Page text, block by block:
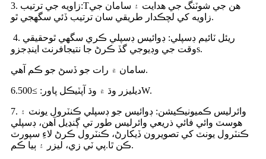
3. زاويه جي ترتيب:Tهن جي شوٽنگ جي هدايت ۽ سامان جي
زاويه کي لچڪدار طريقي سان ترتيب ڏئي سگهجي ٿو.
4. ريئل ٽائيم ڊسپلي: ڊوائيس ڊسپلي ڪري سگھي ٿوحقيقي
وقت جي وڊيوجي گڏ ڪرڻ جا نتيجافرنٽ اينڊجزو s.
سامان ۾ رات جو ڏسڻ جو ڪم آهي.
6 .ديليزر وڌ ۾ وڌ آپٽيڪل پاور: ≥500W.
7. وائرليس ڪميونيڪيشن: ڊوائيس جو ڊسپلي ڪنٽرول يونٽ ۽
هوسٽ وائي فائي ذريعي وائرليس طور تي ڳنڍيل آهن، ڊسپلي
ڪنٽرول يونٽ کي تصويرون ڏيکارڻ، ڪنٽرول ڪرڻ لاءِ سپورٽ
ڪن ٿا.پي ٽي زي ، ليزر ۽ ٻيا ڪم.